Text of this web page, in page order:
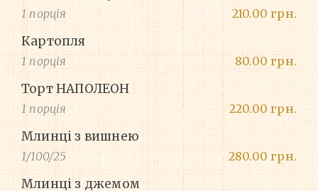
1 порція 210.00 грн.
Картопля
1 порція 80.00 грн.
Торт НАПОЛЕОН
1 порція 220.00 грн.
Млинці з вишнею
1/100/25 280.00 грн.
Млинці з джемом